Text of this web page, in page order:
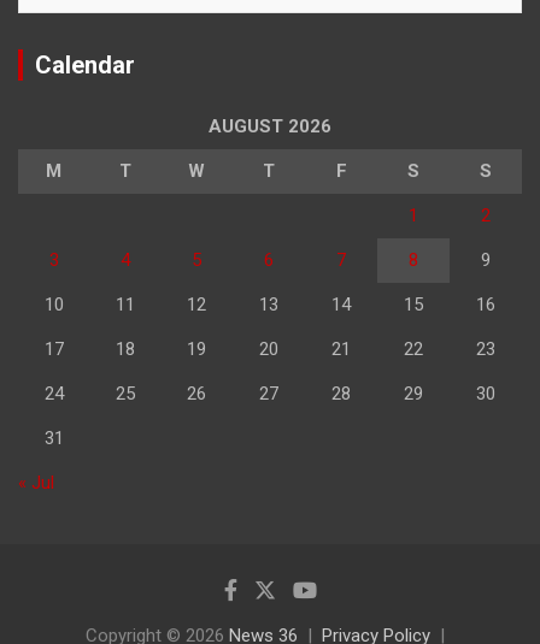
Calendar
AUGUST 2026
M T W T F S S
1 2
3 4 5 6 7 8 9
10 11 12 13 14 15 16
17 18 19 20 21 22 23
24 25 26 27 28 29 30
31
« Jul
Copyright © 2026 News 36 Privacy Policy